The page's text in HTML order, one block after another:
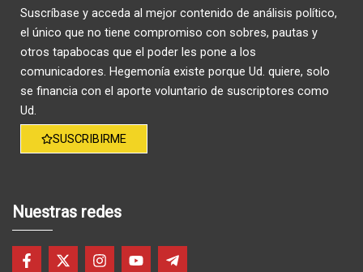
Suscríbase y acceda al mejor contenido de análisis político,
el único que no tiene compromiso con sobres, pautas y
otros tapabocas que el poder les pone a los
comunicadores. Hegemonía existe porque Ud. quiere, solo
se financia con el aporte voluntario de suscriptores como
Ud.
SUSCRIBIRME
Nuestras redes
F
X
I
Y
T